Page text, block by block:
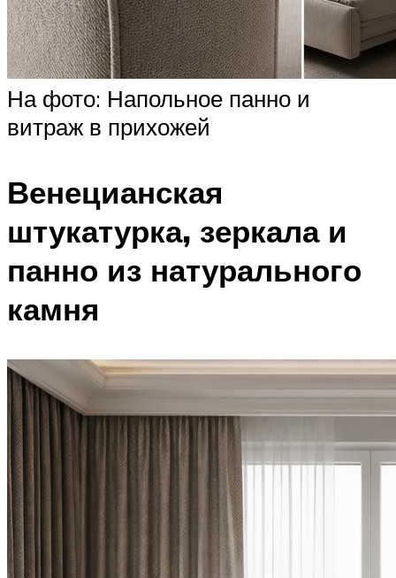
На фото: Напольное панно и
витраж в прихожей
Венецианская
штукатурка, зеркала и
панно из натурального
камня